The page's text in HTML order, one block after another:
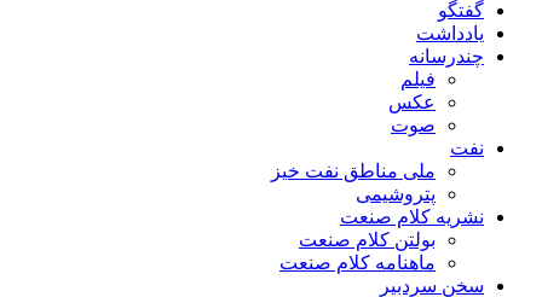
گفتگو
یادداشت
چندرسانه
فیلم
عکس
صوت
نفت
ملی مناطق نفت خیز
پتروشیمی
نشریه کلام صنعت
بولتن کلام صنعت
ماهنامه کلام صنعت
سخن سردبیر